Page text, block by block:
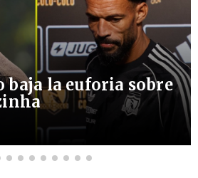
baja la euforia sobre